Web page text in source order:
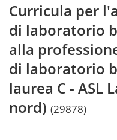
Curricula per
di laboratorio
alla
di laboratorio
laurea C - ASL
nord) (29878)